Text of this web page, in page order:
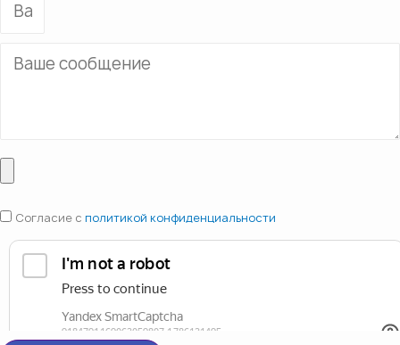
Согласие с политикой конфиденциальности